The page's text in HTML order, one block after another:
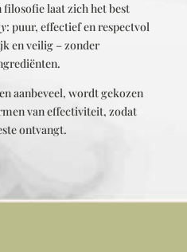
filosofie laat zich het best
: puur, effectief en respectvol
en veilig – zonder
aanbeveel, wordt gekozen
van effectiviteit, zodat
ontvangt.